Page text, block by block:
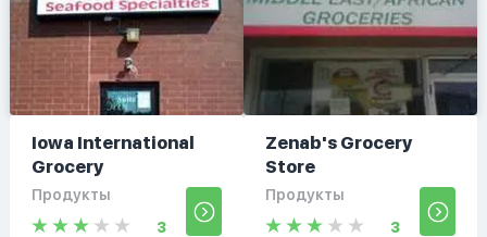
Iowa International
Grocery
Продукты
3
Zenab's Grocery
Store
Продукты
3